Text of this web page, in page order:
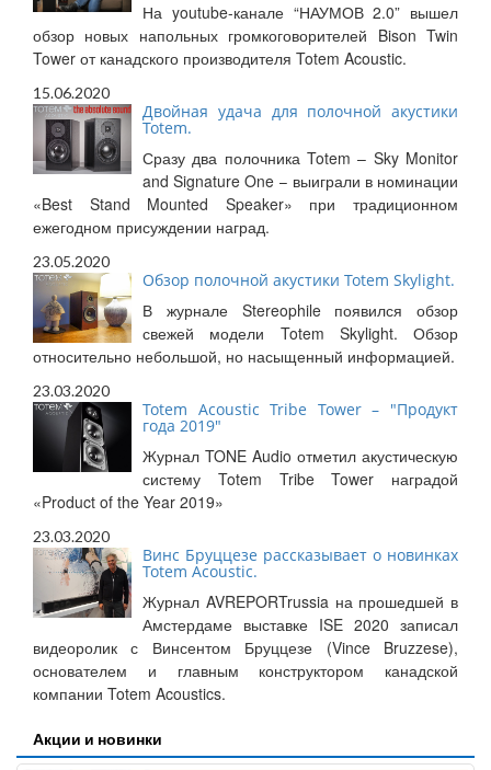
На youtube-канале “НАУМОВ 2.0” вышел
обзор новых напольных громкоговорителей Bison Twin
Tower от канадского производителя Totem Acoustic.
15.06.2020
Двойная удача для полочной акустики
Totem.
Сразу два полочника Totem – Sky Monitor
and Signature One – выиграли в номинации
«Best Stand Mounted Speaker» при традиционном
ежегодном присуждении наград.
23.05.2020
Обзор полочной акустики Totem Skylight.
В журнале Stereophile появился обзор
свежей модели Totem Skylight. Обзор
относительно небольшой, но насыщенный информацией.
23.03.2020
Totem Acoustic Tribe Tower – "Продукт
года 2019"
Журнал TONE Audio отметил акустическую
систему Totem Tribe Tower наградой
«Product of the Year 2019»
23.03.2020
Винс Бруццезе рассказывает о новинках
Totem Acoustic.
Журнал AVREPORTrussia на прошедшей в
Амстердаме выставке ISE 2020 записал
видеоролик с Винсентом Бруццезе (Vince Bruzzese),
основателем и главным конструктором канадской
компании Totem Acoustics.
Акции и новинки